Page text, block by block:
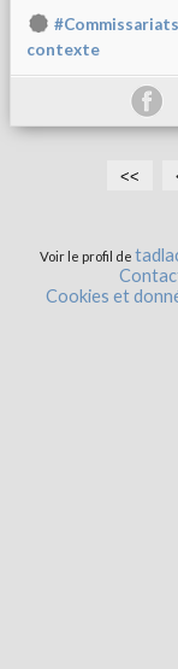
#Commissariats
contexte
<<
Voir le profil de
Cookies et